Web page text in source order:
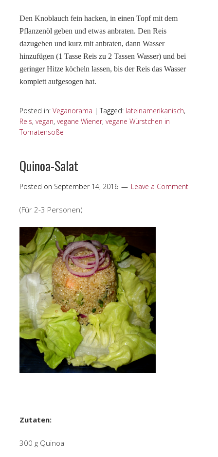
Den Knoblauch fein hacken, in einen Topf mit dem
Pflanzenöl geben und etwas anbraten. Den Reis
dazugeben und kurz mit anbraten, dann Wasser
hinzufügen (1 Tasse Reis zu 2 Tassen Wasser) und bei
geringer Hitze köcheln lassen, bis der Reis das Wasser
komplett aufgesogen hat.
Posted in: Veganorama |Tagged: lateinamerikanisch,
Reis, vegan, vegane Wiener, vegane Würstchen in
Tomatensoße
Quinoa-Salat
Posted on September 14, 2016 Leave a Comment
(Für 2-3 Personen)
Zutaten:
300 g Quinoa